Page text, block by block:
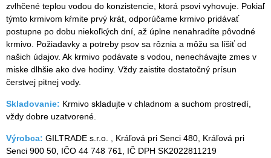
zvlhčené teplou vodou do konzistencie, ktorá psovi vyhovuje. Pokiaľ
týmto krmivom kŕmite prvý krát, odporúčame krmivo pridávať
postupne po dobu niekoľkých dní, až úplne nenahradíte pôvodné
krmivo. Požiadavky a potreby psov sa rôznia a môžu sa líšiť od
našich údajov. Ak krmivo podávate s vodou, nenechávajte zmes v
miske dlhšie ako dve hodiny. Vždy zaistite dostatočný prísun
čerstvej pitnej vody.
Skladovanie: Krmivo skladujte v chladnom a suchom prostredí,
vždy dobre uzatvorené.
Výrobca: GILTRADE s.r.o. , Kráľová pri Senci 480, Kráľová pri
Senci 900 50, IČO 44 748 761, IČ DPH SK2022811219